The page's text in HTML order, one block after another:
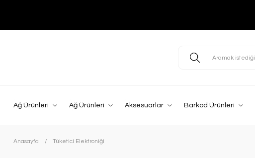
Ağ Ürünleri Ağ Ürünleri Aksesuarlar Barkod Ürünleri
Anasayfa Tüketici Elektroniği